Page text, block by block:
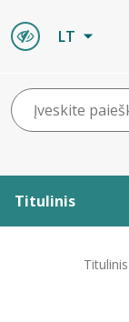
LT
Titulinis
Titulinis